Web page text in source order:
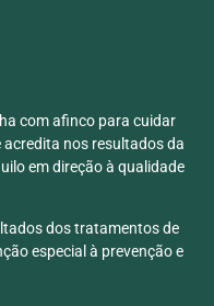
com afinco para cuidar
nos resultados da
em direção à qualidade
dos tratamentos de
especial à prevenção e